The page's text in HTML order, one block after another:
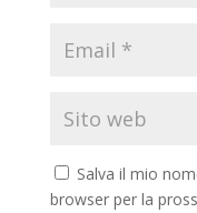
Salva il mio
browser per la